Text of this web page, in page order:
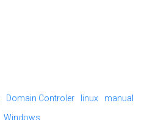
Domain Controler linux
manual
Windows